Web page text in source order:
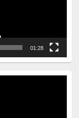
01:28